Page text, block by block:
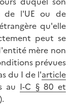
de l'UE ou de
qu'elle
peut se
mère non
prévues
du I de l'article
au I-C § 80 et
).